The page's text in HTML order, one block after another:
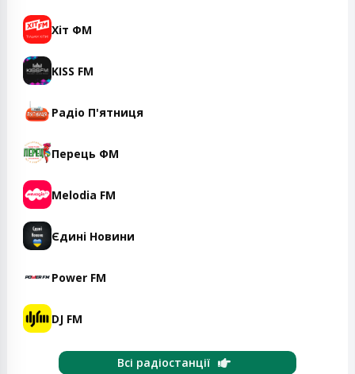
Хіт ФМ
KISS FM
Радіо П'ятниця
Перець ФМ
Melodia FM
Єдині Новини
Power FM
DJ FM
Всі радіостанції